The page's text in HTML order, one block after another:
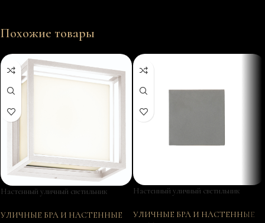
Похожие товары
Настенный уличный светильник
УЛИЧНЫЕ БРА И НАСТЕННЫЕ
Настенный уличный светильник
УЛИЧНЫЕ БРА И НАСТЕННЫЕ